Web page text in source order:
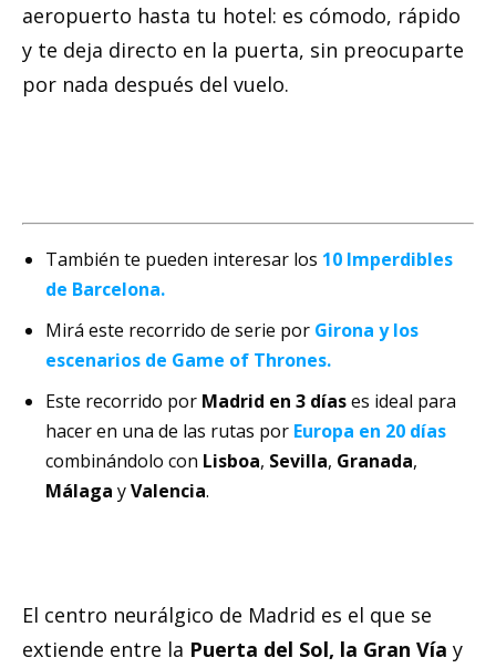
aeropuerto hasta tu hotel: es cómodo, rápido
y te deja directo en la puerta, sin preocuparte
por nada después del vuelo.
También te pueden interesar los 10 Imperdibles
de Barcelona.
Mirá este recorrido de serie por Girona y los
escenarios de Game of Thrones.
Este recorrido por Madrid en 3 díases ideal para
hacer en una de las rutas por Europa en 20 días
combinándolo con Lisboa, Sevilla, Granada,
Málaga yValencia.
El centro neurálgico de Madrid es el que se
extiende entre la Puerta del Sol, la Gran Vía y